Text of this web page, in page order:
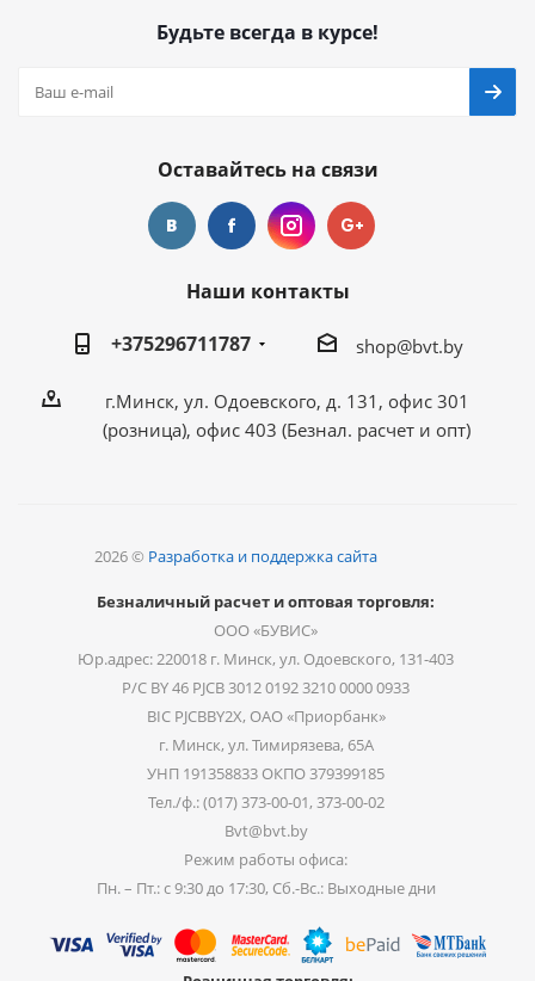
Будьте всегда в курсе!
Оставайтесь на связи
Наши контакты
+375296711787
shop@bvt.by
г.Минск, ул. Одоевского, д. 131, офис 301
(розница), офис 403 (Безнал. расчет и опт)
2026 © Разработка и поддержка сайта
Безналичный расчет и оптовая торговля:
ООО «БУВИС»
Юр.адрес: 220018 г. Минск, ул. Одоевского, 131-403
Р/С BY 46 PJCB 3012 0192 3210 0000 0933
BIC PJCBBY2X, ОАО «Приорбанк»
г. Минск, ул. Тимирязева, 65А
УНП 191358833 ОКПО 379399185
Тел./ф.: (017) 373-00-01, 373-00-02
Bvt@bvt.by
Режим работы офиса:
Пн. – Пт.: с 9:30 до 17:30, Сб.-Вс.: Выходные дни